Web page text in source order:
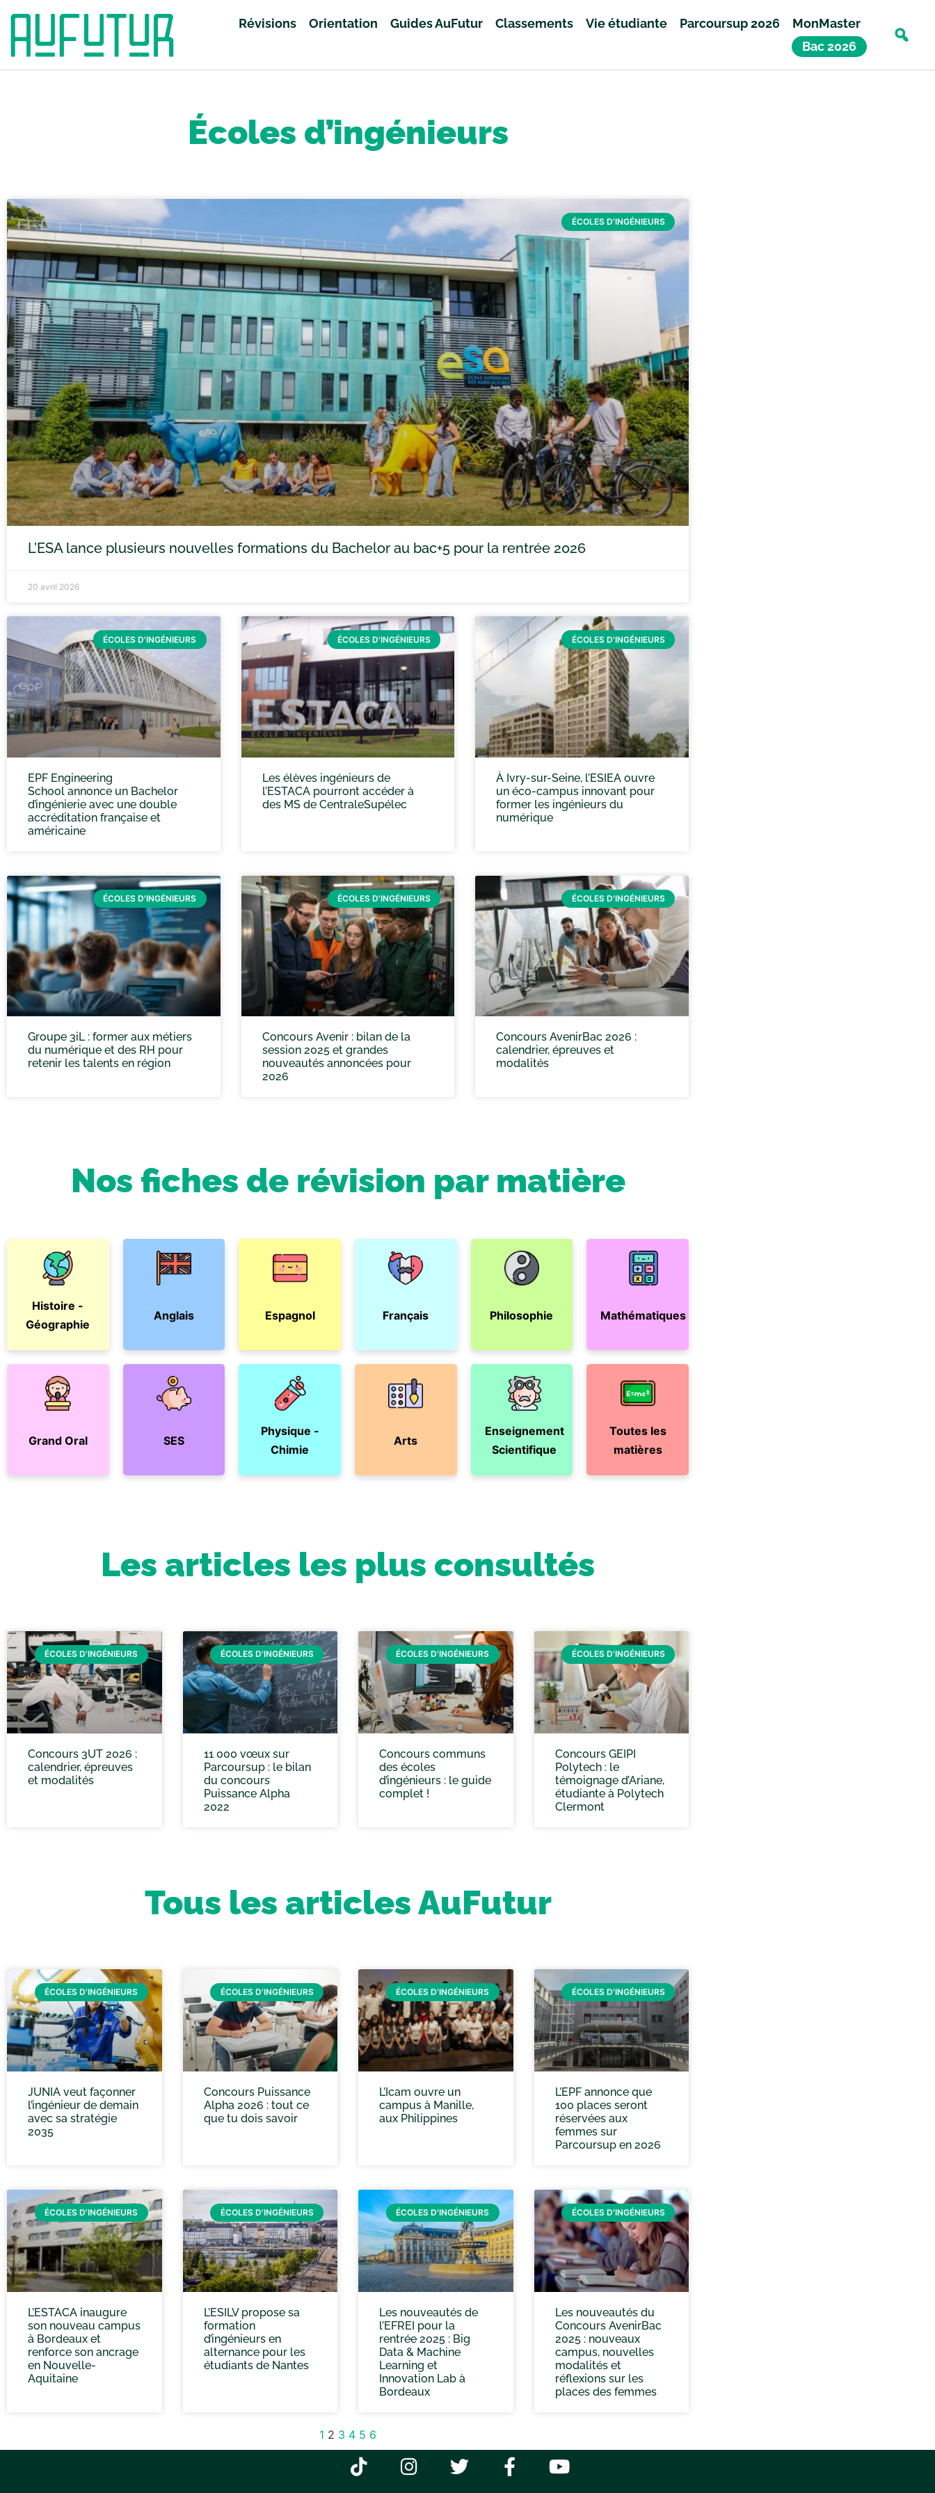
Révisions Orientation Guides AuFutur Classements Vie étudiante Parcoursup 2026
MonMaster
Bac 2026
Écoles d’ingénieurs
ÉCOLES D'INGÉNIEURS
L’ESA lance plusieurs nouvelles formations du Bachelor au bac+5 pour la rentrée 2026
20 avril 2026
ÉCOLES D'INGÉNIEURS
EPF Engineering
School annonce un Bachelor
d’ingénierie avec une double
accréditation française et
américaine
ÉCOLES D'INGÉNIEURS
Les élèves ingénieurs de
l’ESTACA pourront accéder à
des MS de CentraleSupélec
ÉCOLES D'INGÉNIEURS
À Ivry-sur-Seine, l’ESIEA ouvre
un éco-campus innovant pour
former les ingénieurs du
numérique
ÉCOLES D'INGÉNIEURS
Groupe 3iL : former aux métiers
du numérique et des RH pour
retenir les talents en région
ÉCOLES D'INGÉNIEURS
Concours Avenir : bilan de la
session 2025 et grandes
nouveautés annoncées pour
2026
ÉCOLES D'INGÉNIEURS
Concours AvenirBac 2026 :
calendrier, épreuves et
modalités
Nos fiches de révision par matière
Histoire -
Géographie
Anglais Espagnol Français Philosophie Mathématiques
Grand Oral SES
Physique -
Chimie
Arts
Enseignement
Scientifique
Toutes les
matières
Les articles les plus consultés
ÉCOLES D'INGÉNIEURS
Concours 3UT 2026 :
calendrier, épreuves
et modalités
ÉCOLES D'INGÉNIEURS
11 000 vœux sur
Parcoursup : le bilan
du concours
Puissance Alpha
2022
ÉCOLES D'INGÉNIEURS
Concours communs
des écoles
d’ingénieurs : le guide
complet !
ÉCOLES D'INGÉNIEURS
Concours GEIPI
Polytech : le
témoignage d’Ariane,
étudiante à Polytech
Clermont
Tous les articles AuFutur
ÉCOLES D'INGÉNIEURS
JUNIA veut façonner
l’ingénieur de demain
avec sa stratégie
2035
ÉCOLES D'INGÉNIEURS
Concours Puissance
Alpha 2026 : tout ce
que tu dois savoir
ÉCOLES D'INGÉNIEURS
L’Icam ouvre un
campus à Manille,
aux Philippines
ÉCOLES D'INGÉNIEURS
L’EPF annonce que
100 places seront
réservées aux
femmes sur
Parcoursup en 2026
ÉCOLES D'INGÉNIEURS
L’ESTACA inaugure
son nouveau campus
à Bordeaux et
renforce son ancrage
en Nouvelle-
Aquitaine
ÉCOLES D'INGÉNIEURS
L’ESILV propose sa
formation
d’ingénieurs en
alternance pour les
étudiants de Nantes
ÉCOLES D'INGÉNIEURS
Les nouveautés de
l’EFREI pour la
rentrée 2025 : Big
Data & Machine
Learning et
Innovation Lab à
Bordeaux
ÉCOLES D'INGÉNIEURS
Les nouveautés du
Concours AvenirBac
2025 : nouveaux
campus, nouvelles
modalités et
réflexions sur les
places des femmes
1 2 3 4 5 6